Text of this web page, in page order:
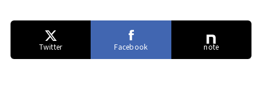
Twitter Facebook note